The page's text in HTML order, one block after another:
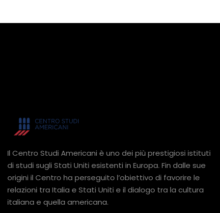
Il Centro Studi Americani è uno dei più prestigiosi istituti
di studi sugli Stati Uniti esistenti in Europa. Fin dalle sue
origini il Centro ha perseguito l’obiettivo di favorire le
relazioni tra Italia e Stati Uniti e il dialogo tra la cultura
italiana e quella americana.